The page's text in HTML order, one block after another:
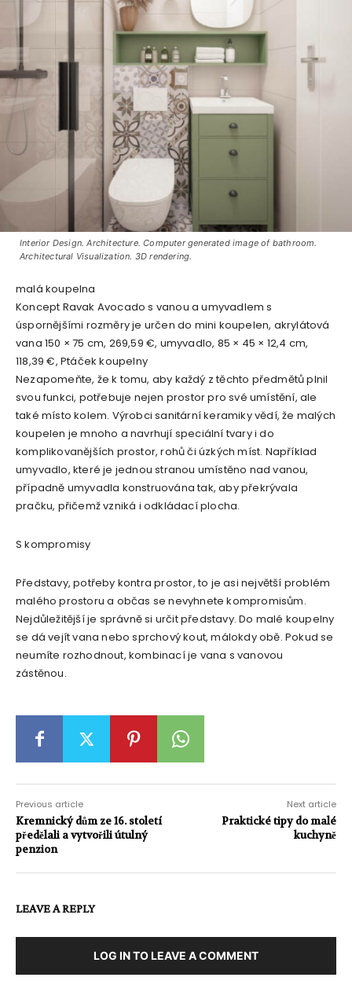
Interior Design. Architecture. Computer generated image of bathroom.
Architectural Visualization. 3D rendering.
malá koupelna
Koncept Ravak Avocado s vanou a umyvadlem s
úspornějšími rozměry je určen do mini koupelen, akrylátová
vana 150 × 75 cm, 269,59 €, umyvadlo, 85 × 45 × 12,4 cm,
118,39 €, Ptáček koupelny
Nezapomeňte, že k tomu, aby každý z těchto předmětů plnil
svou funkci, potřebuje nejen prostor pro své umístění, ale
také místo kolem. Výrobci sanitární keramiky vědí, že malých
koupelen je mnoho a navrhují speciální tvary i do
komplikovanějších prostor, rohů či úzkých míst. Například
umyvadlo, které je jednou stranou umístěno nad vanou,
případně umyvadla konstruována tak, aby překrývala
pračku, přičemž vzniká i odkládací plocha.
S kompromisy
Představy, potřeby kontra prostor, to je asi největší problém
malého prostoru a občas se nevyhnete kompromisům.
Nejdůležitější je správně si určit představy. Do malé koupelny
se dá vejít vana nebo sprchový kout, málokdy obě. Pokud se
neumíte rozhodnout, kombinací je vana s vanovou
zástěnou.
Previous article
Kremnický dům ze 16. století
předělali a vytvořili útulný
penzion
Next article
Praktické tipy do malé
kuchyně
LEAVE A REPLY
LOG IN TO LEAVE A COMMENT